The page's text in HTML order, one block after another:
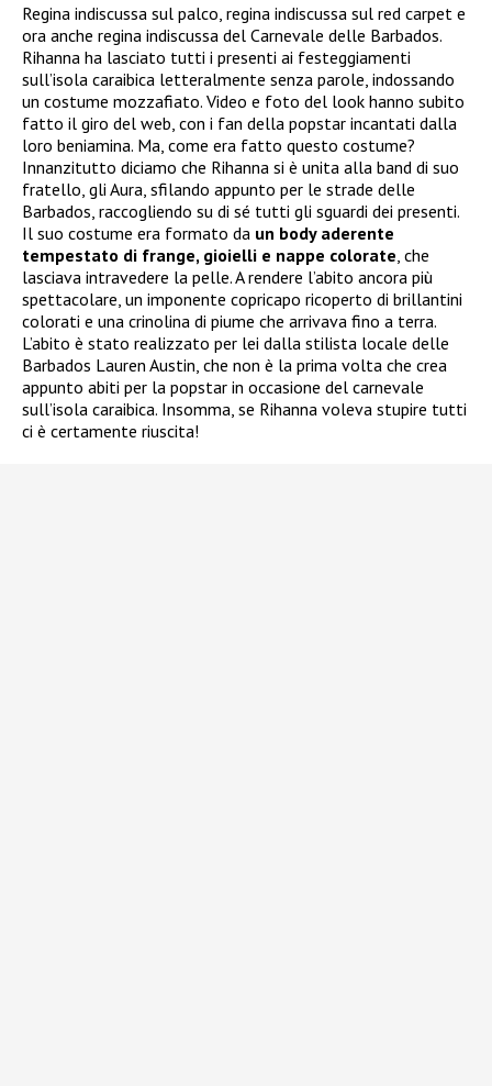
Regina indiscussa sul palco, regina indiscussa sul red carpet e
ora anche regina indiscussa del Carnevale delle Barbados.
Rihanna ha lasciato tutti i presenti ai festeggiamenti
sull’isola caraibica letteralmente senza parole, indossando
un costume mozzafiato. Video e foto del look hanno subito
fatto il giro del web, con i fan della popstar incantati dalla
loro beniamina. Ma, come era fatto questo costume?
Innanzitutto diciamo che Rihanna si è unita alla band di suo
fratello, gli Aura, sfilando appunto per le strade delle
Barbados, raccogliendo su di sé tutti gli sguardi dei presenti.
Il suo costume era formato da un body aderente
tempestato di frange, gioielli e nappe colorate , che
lasciava intravedere la pelle. A rendere l’abito ancora più
spettacolare, un imponente copricapo ricoperto di brillantini
colorati e una crinolina di piume che arrivava fino a terra.
L’abito è stato realizzato per lei dalla stilista locale delle
Barbados Lauren Austin, che non è la prima volta che crea
appunto abiti per la popstar in occasione del carnevale
sull’isola caraibica. Insomma, se Rihanna voleva stupire tutti
ci è certamente riuscita!